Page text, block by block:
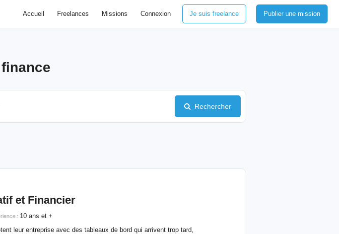
Accueil Freelances Missions Connexion Je suis freelance Publier une mission
Rechercher
etFinancier
: 10 ans et +
leur entreprise avec des tableaux de bord qui arrivent trop tard,